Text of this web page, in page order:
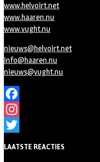
www.helvoirt.net
www.haaren.nu
www.vught.nu
nieuws@helvoirt.net
info@haaren.nu
nieuws@vught.nu
Facebook
Instagram
LAATSTE REACTIES